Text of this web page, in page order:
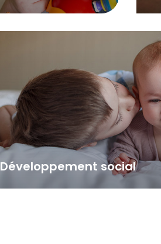
Développement social